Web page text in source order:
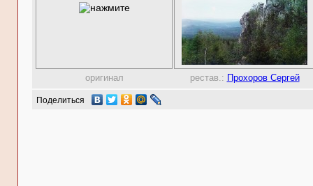
оригинал рестав.: Прохоров Сергей
Поделиться